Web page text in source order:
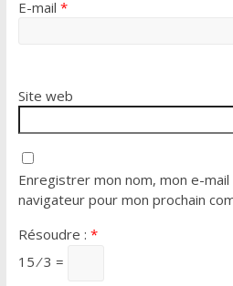
E-mail *
Site web
Enregistrer mon nom, mon e-
navigateur pour mon prochain
Résoudre : *
15 ⁄ 3 =